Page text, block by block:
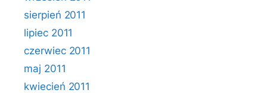
sierpień 2011
lipiec 2011
czerwiec 2011
maj 2011
kwiecień 2011